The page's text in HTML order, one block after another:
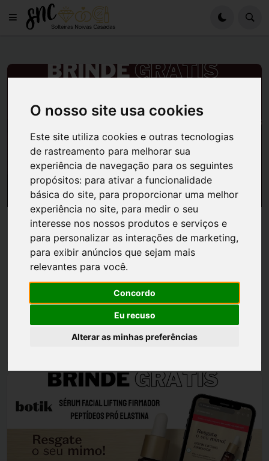
O nosso site usa cookies
Este site utiliza cookies e outras tecnologias
de rastreamento para melhorar sua
experiência de navegação para os seguintes
propósitos: para ativar a funcionalidade
básica do site, para proporcionar uma melhor
experiência no site, para medir o seu
interesse nos nossos produtos e serviços e
para personalizar as interações de marketing,
para exibir anúncios que sejam mais
relevantes para você.
Concordo
Eu recuso
Alterar as minhas preferências
BRINDES
Brinde Grátis Malbec Eau de Parfum
10ml Boticário
Solteiras, Noivas, Casadas O brinde grátis Malbec Eau de
Parfum chegou no momento ideal: com a proximidade do
Dia dos Pais, o Boticário liberou o resgate de uma versão …